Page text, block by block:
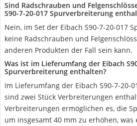
Sind Radschrauben und
S90-7-20-017 Spurverbreiterung
Nein, im Set der Eibach S90-7-20-017
keine Radschrauben und
anderen Produkten der Fall sein kann.
Was ist im Lieferumfang der Eibach
Spurverbreiterung enthalten?
Im Lieferumfang der Eibach S90-7-20-
sind zwei Stück Verbreiterungen
Verbreiterungen ermöglichen es, die
um insgesamt 40 mm zu erhöhen,